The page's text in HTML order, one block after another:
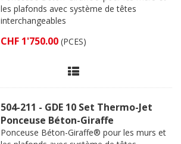
les plafonds avec système de têtes
interchangeables
CHF 1'750.00 (PCES)
504-211 - GDE 10 Set Thermo-Jet
Ponceuse Béton-Giraffe
Ponceuse Béton-Giraffe® pour les murs et